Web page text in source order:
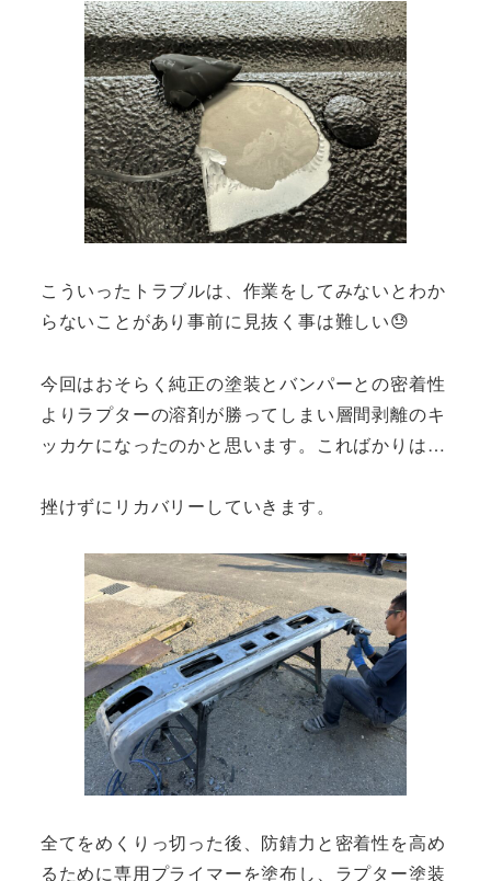
こういったトラブルは、作業をしてみないとわか
らないことがあり事前に見抜く事は難しい😓
今回はおそらく純正の塗装とバンパーとの密着性
よりラプターの溶剤が勝ってしまい層間剥離のキ
ッカケになったのかと思います。こればかりは…
挫けずにリカバリーしていきます。
全てをめくりっ切った後、防錆力と密着性を高め
るために専用プライマーを塗布し、ラプター塗装